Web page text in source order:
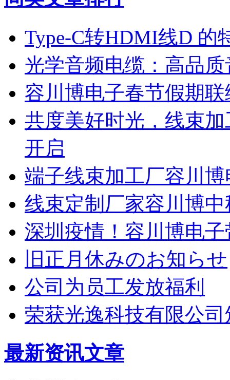
Type-C转HDMI线D 的
光学音频电缆：高品
容川博电子春节假期联
共度美好时光，线束
开启
端子线束加工厂容川
线束定制厂家容川博
深圳疫情！容川博电
旧正月休みのお知らせ
公司为员工发放福利
荣获光逸科技有限公
最新资讯文章